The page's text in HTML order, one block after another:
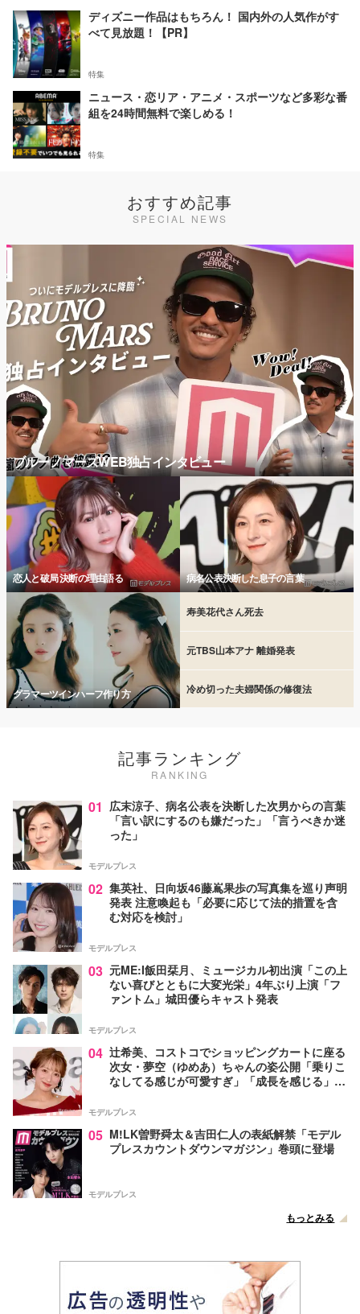
ディズニー作品はもちろん！ 国内外の人気作がす
べて見放題！【PR】
特集
ニュース・恋リア・アニメ・スポーツなど多彩な番
組を24時間無料で楽しめる！
特集
おすすめ記事
SPECIAL NEWS
ブルーノマーズWEB独占インタビュー
恋人と破局 決断の理由語る 病名公表決断した息子の言葉
グラマーツインハーフ作り方
寿美花代さん死去
元TBS山本アナ 離婚発表
冷め切った夫婦関係の修復法
記事ランキング
RANKING
01 広末涼子、病名公表を決断した次男からの言葉
「言い訳にするのも嫌だった」「言うべきか迷
った」
モデルプレス
02 集英社、日向坂46藤嶌果歩の写真集を巡り声明
発表 注意喚起も「必要に応じて法的措置を含
む対応を検討」
モデルプレス
03 元ME:I飯田栞月、ミュージカル初出演「この上
ない喜びとともに大変光栄」4年ぶり上演「フ
ァントム」城田優らキャスト発表
モデルプレス
04 辻希美、コストコでショッピングカートに座る
次女・夢空（ゆめあ）ちゃんの姿公開「乗りこ
なしてる感じが可愛すぎ」「成長を感じる」の
モデルプレス
05 M!LK曽野舜太＆吉田仁人の表紙解禁「モデル
プレスカウントダウンマガジン」巻頭に登場
モデルプレス
もっとみる